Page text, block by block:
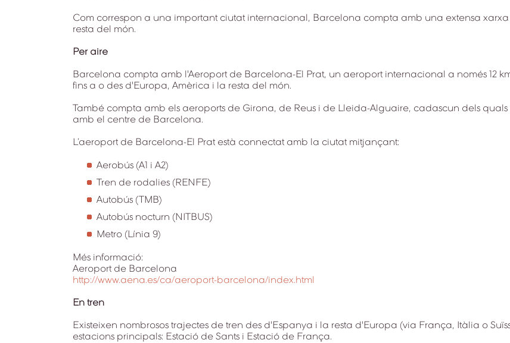
Com correspon a una important ciutat internacional, Barcelona compta amb una extensa
resta del món.
Per aire
Barcelona compta amb l'Aeroport de Barcelona-El Prat, un aeroport internacional a només 12
fins a o des d'Europa, Amèrica i la resta del món.
També compta amb els aeroports de Girona, de Reus i de Lleida-Alguaire, cadascun dels
amb el centre de Barcelona.
L’aeroport de Barcelona-El Prat està connectat amb la ciutat mitjançant:
Aerobús (A1 i A2)
Tren de rodalies (RENFE)
Autobús (TMB)
Autobús nocturn (NITBUS)
Metro (Línia 9)
Més informació:
Aeroport de Barcelona
http://www.aena.es/ca/aeroport-barcelona/index.html
En tren
Existeixen nombrosos trajectes de tren des d'Espanya i la resta d'Europa (via França, Itàlia o
estacions principals: Estació de Sants i Estació de França.